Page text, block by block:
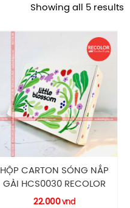
Showing all 5 results
HỘP CARTON SÓNG NẮP
GÀI HCS0030 RECOLOR
22.000vnd